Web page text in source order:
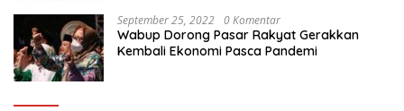
September 25, 2022 0 Komentar
Wabup Dorong Pasar Rakyat Gerakkan
Kembali Ekonomi Pasca Pandemi